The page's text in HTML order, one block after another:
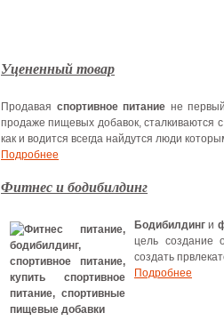
Уцененный товар
Продавая спортивное питание не
продаже пищевых добавок, сталкиваются
как и водится всегда найдутся люди
Подробнее
Фитнес и бодибилдинг
Бодибилдинг и
цель создание
создать
Подробнее